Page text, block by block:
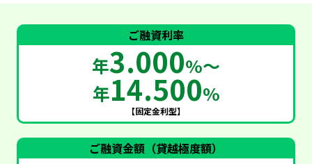
ご融資利率
年3.000%〜
年14.500%
【固定金利型】
ご融資金額（貸越極度額）